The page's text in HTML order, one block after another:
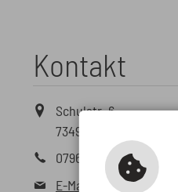
Kontakt
Schulstr. 6
73495 Stödtlen
07964 694
E-Mail schreiben